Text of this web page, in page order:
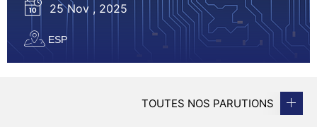
25 Nov , 2025
ESP
TOUTES NOS PARUTIONS